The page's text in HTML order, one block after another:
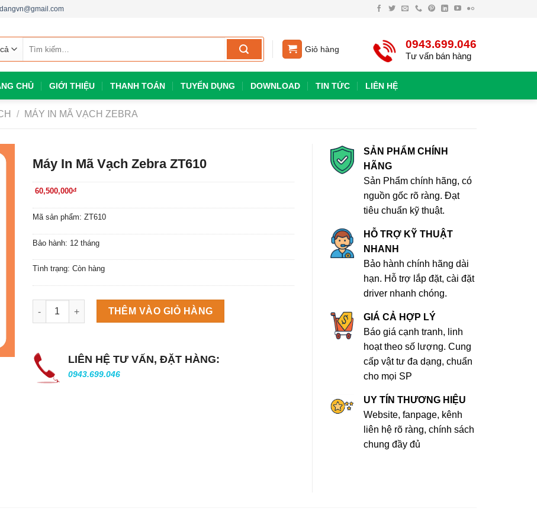
kiếm:
Giỏ hàng 0943.699.046
Tư vấn bán hàng
CHỦ GIỚI THIỆU THANH TOÁN TUYỂN DỤNG DOWNLOAD TIN TỨC LIÊN HỆ
/ MÁY IN MÃ VẠCH ZEBRA
Máy In Mã Vạch Zebra ZT610
60,500,000đ
Mã sản phẩm: ZT610
Bảo hành: 12 tháng
Tình trạng: Còn hàng
Máy làm đá viên Scotsman NW458AS số lượng
THÊM VÀO GIỎ HÀNG
LIÊN HỆ TƯ VẤN, ĐẶT HÀNG:
0943.699.046
SẢN PHẨM CHÍNH
HÃNG
Sản Phẩm chính hãng, có
nguồn gốc rõ ràng. Đạt
tiêu chuẩn kỹ thuật.
HỖ TRỢ KỸ THUẬT
NHANH
Bảo hành chính hãng dài
hạn. Hỗ trợ lắp đặt, cài đặt
driver nhanh chóng.
GIÁ CẢ HỢP LÝ
Báo giá cạnh tranh, linh
hoạt theo số lượng. Cung
cấp vật tư đa dạng, chuẩn
cho mọi SP
UY TÍN THƯƠNG HIỆU
Website, fanpage, kênh
liên hệ rõ ràng, chính sách
chung đầy đủ